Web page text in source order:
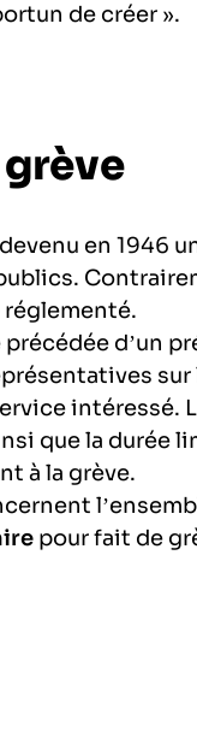
de créer ».
en 1946
d’un
intéressé.
que la durée
à la grève.
pour fait de